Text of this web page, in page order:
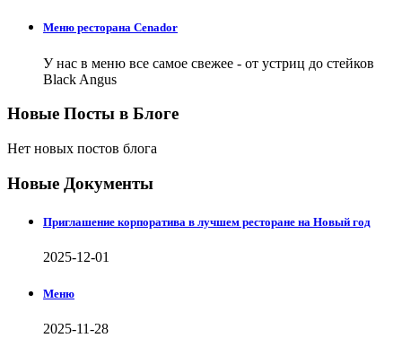
Меню ресторана Cenador
У нас в меню все самое свежее - от устриц до стейков
Black Angus
Новые Посты в Блоге
Нет новых постов блога
Новые Документы
Приглашение корпоратива в лучшем ресторане на Новый год
2025-12-01
Меню
2025-11-28